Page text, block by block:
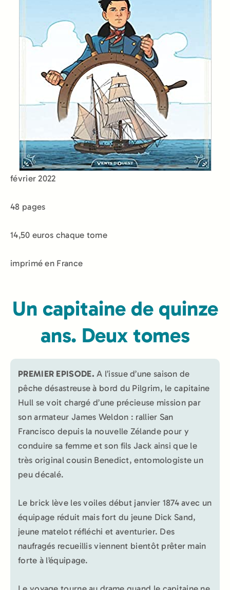
février 2022
48 pages
14,50 euros chaque tome
imprimé en France
Un capitaine de quinze
ans. Deux tomes
PREMIER EPISODE. A l’issue d’une saison de
pêche désastreuse à bord du Pilgrim, le capitaine
Hull se voit chargé d’une précieuse mission par
son armateur James Weldon : rallier San
Francisco depuis la nouvelle Zélande pour y
conduire sa femme et son fils Jack ainsi que le
très original cousin Benedict, entomologiste un
peu décalé.
Le brick lève les voiles début janvier 1874 avec un
équipage réduit mais fort du jeune Dick Sand,
jeune matelot réfléchi et aventurier. Des
naufragés recueillis viennent bientôt prêter main
forte à l’équipage.